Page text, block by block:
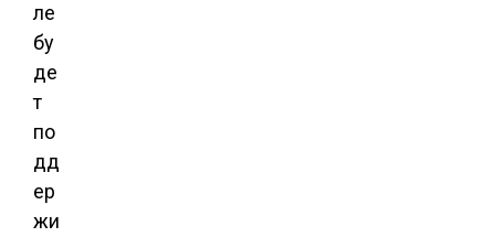
ле
бу
де
т
по
дд
ер
жи